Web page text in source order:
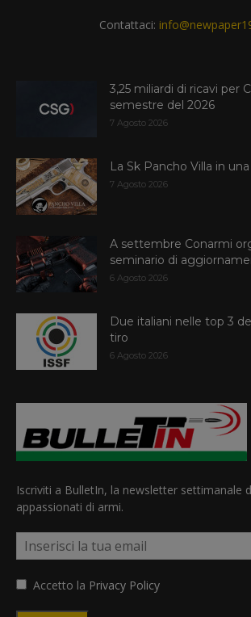
Contattaci:
3,25 miliardi di ricavi per
semestre del 2026
7 Agosto 2026
La Sk Pancho Villa in
7 Agosto 2026
A settembre Conarmi
seminario di
6 Agosto 2026
Due italiani nelle top 3
tiro
6 Agosto 2026
Iscriviti a BulletIn, la newsletter settimanale
appassionati di armi.
Accetto la Privacy Policy